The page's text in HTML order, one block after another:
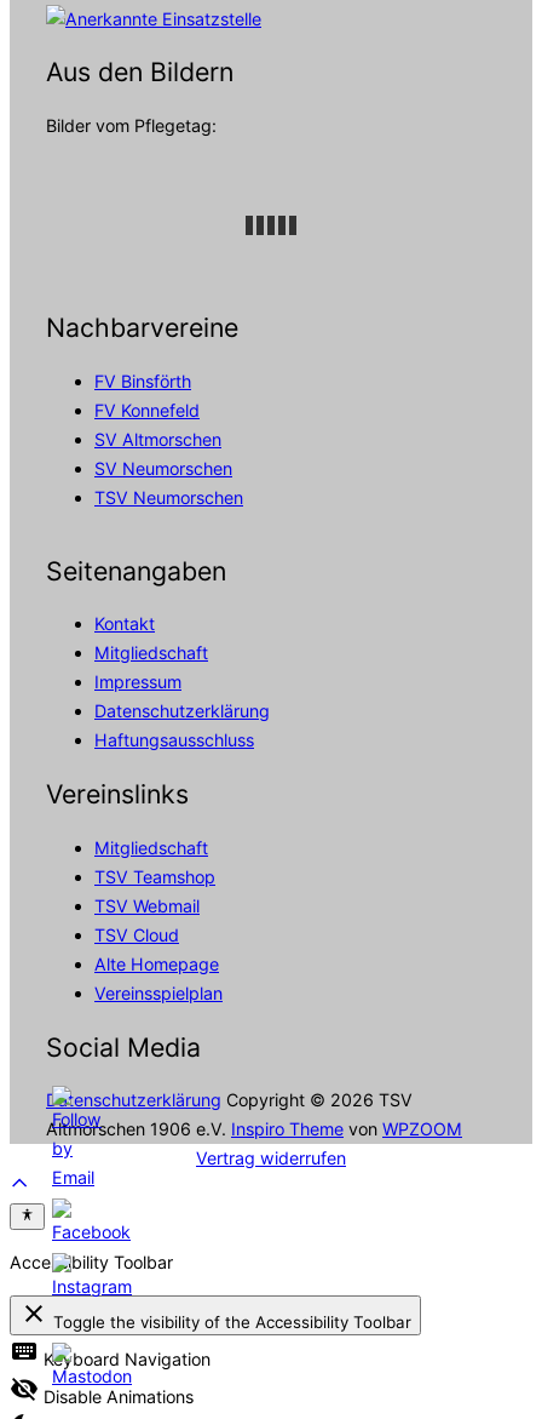
Aus den Bildern
Bilder vom Pflegetag:
Nachbarvereine
FV Binsförth
FV Konnefeld
SV Altmorschen
SV Neumorschen
TSV Neumorschen
Seitenangaben
Kontakt
Mitgliedschaft
Impressum
Datenschutzerklärung
Haftungsausschluss
Vereinslinks
Mitgliedschaft
TSV Teamshop
TSV Webmail
TSV Cloud
Alte Homepage
Vereinsspielplan
Social Media
Datenschutzerklärung Copyright © 2026 TSV
Altmorschen 1906 e.V. Inspiro Theme von WPZOOM
Vertrag widerrufen
Scroll
to
top
Accessibility Toolbar
close Toggle the visibility of the Accessibility Toolbar
keyboard Keyboard Navigation
visibility_off Disable Animations